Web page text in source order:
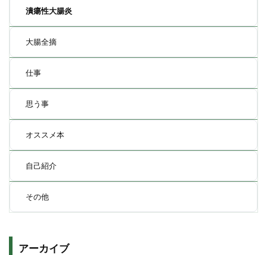
潰瘍性大腸炎
大腸全摘
仕事
思う事
オススメ本
自己紹介
その他
アーカイブ